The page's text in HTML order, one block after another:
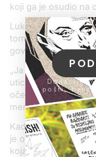
koji ga je osudio na
Lukićeva
tome što je sudija u
govorio i o
„Ja znam da je
uticalo na ova tri
očekujem da će oni
meni“, kazao je
Kada je reč o sudiji
je on prihvatio
koja su oprečna,
Donacije
pošti,